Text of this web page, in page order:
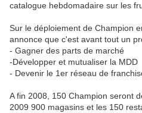
catalogue hebdomadaire sur les
Sur le déploiement de Champion
annonce que c'est avant tout un
- Gagner des parts de marché
-Développer et mutualiser la MDD
- Devenir le 1er réseau de
A fin 2008, 150 Champion seront
2009 900 magasins et les 150